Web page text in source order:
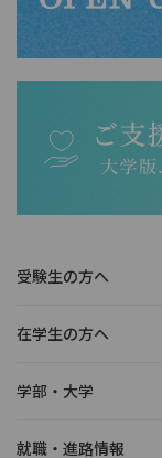
受験生の方へ
在学生の方へ
学部・大学
就職・進路情報